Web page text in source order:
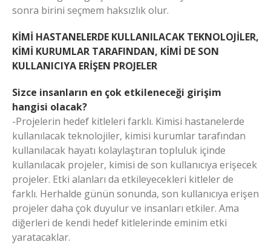
sonra birini seçmem haksızlık olur.
KİMİ HASTANELERDE KULLANILACAK TEKNOLOJİLER,
KİMİ KURUMLAR TARAFINDAN, KİMİ DE SON
KULLANICIYA ERİŞEN PROJELER
Sizce insanların en çok etkileneceği girişim
hangisi olacak?
-Projelerin hedef kitleleri farklı. Kimisi hastanelerde
kullanılacak teknolojiler, kimisi kurumlar tarafından
kullanılacak hayatı kolaylaştıran topluluk içinde
kullanılacak projeler, kimisi de son kullanıcıya erişecek
projeler. Etki alanları da etkileyecekleri kitleler de
farklı. Herhalde günün sonunda, son kullanıcıya erişen
projeler daha çok duyulur ve insanları etkiler. Ama
diğerleri de kendi hedef kitlelerinde eminim etki
yaratacaklar.